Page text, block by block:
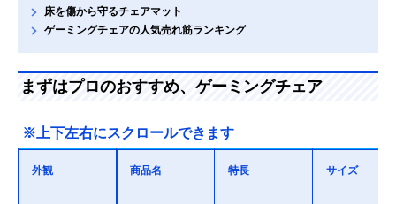
床を傷から守るチェアマット
ゲーミングチェアの人気売れ筋ランキング
まずはプロのおすすめ、ゲーミングチェア
※上下左右にスクロールできます
外観 商品名 特長 サイズ